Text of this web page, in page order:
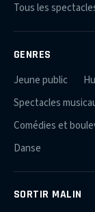
Tous les
GENRES
Jeune public
Spectacles
Comédies et
Danse
SORTIR MALIN